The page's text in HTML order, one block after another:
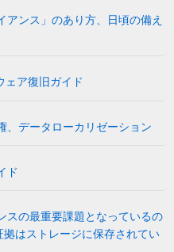
アンス」のあり方、日頃の備え
ェア復旧ガイド
、データローカリゼーション
ド
スの最重要課題となっているの
はストレージに保存されてい